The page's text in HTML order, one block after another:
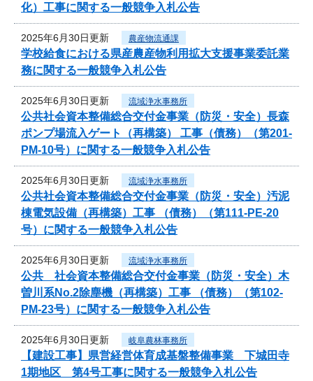
化）工事に関する一般競争入札公告
2025年6月30日更新 農産物流通課
学校給食における県産農産物利用拡大支援事業委託業
務に関する一般競争入札公告
2025年6月30日更新 流域浄水事務所
公共社会資本整備総合交付金事業（防災・安全）長森
ポンプ場流入ゲート（再構築） 工事（債務）（第201-
PM-10号）に関する一般競争入札公告
2025年6月30日更新 流域浄水事務所
公共社会資本整備総合交付金事業（防災・安全）汚泥
棟電気設備（再構築）工事 （債務）（第111-PE-20
号）に関する一般競争入札公告
2025年6月30日更新 流域浄水事務所
公共 社会資本整備総合交付金事業（防災・安全）木
曽川系No.2除塵機（再構築）工事 （債務）（第102-
PM-23号）に関する一般競争入札公告
2025年6月30日更新 岐阜農林事務所
【建設工事】県営経営体育成基盤整備事業 下城田寺
1期地区 第4号工事に関する一般競争入札公告